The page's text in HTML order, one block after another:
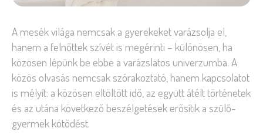
A mesék világa nemcsak a gyerekeket varázsolja el,
hanem a felnőttek szívét is megérinti – különösen, ha
közösen lépünk be ebbe a varázslatos univerzumba. A
közös olvasás nemcsak szórakoztató, hanem kapcsolatot
is mélyít: a közösen eltöltött idő, az együtt átélt történetek
és az utána következő beszélgetések erősítik a szülő-
gyermek kötődést.